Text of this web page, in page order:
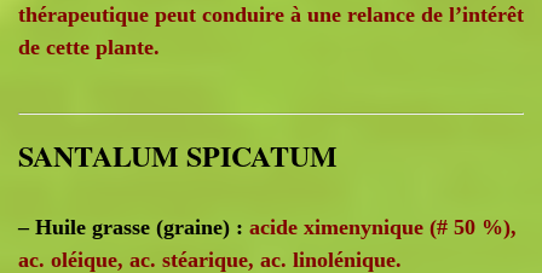
thérapeutique peut conduire à une relance de l’intérêt
de cette plante.
SANTALUM SPICATUM
– Huile grasse (graine) : acide ximenynique (# 50 %),
ac. oléique, ac. stéarique, ac. linolénique.